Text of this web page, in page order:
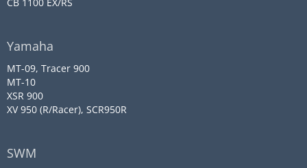
Yamaha
MT-09, Tracer 900
MT-10
XSR 900
XV 950 (R/Racer), SCR950R
SWM